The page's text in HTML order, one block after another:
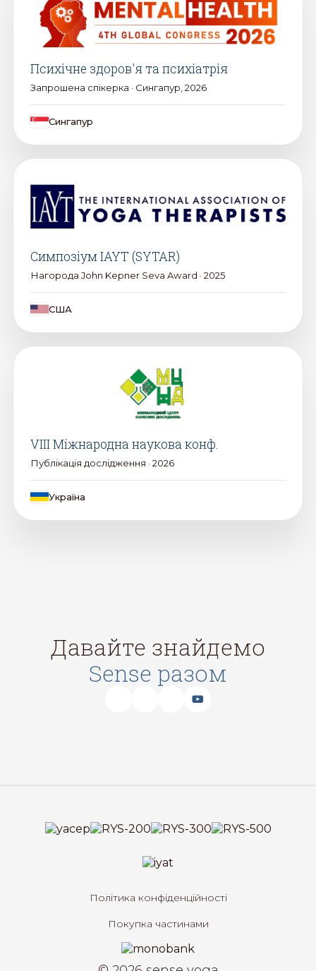
Психічне здоров'я та психіатрія
Запрошена спікерка · Сингапур, 2026
Сингапур
Симпозіум IAYT (SYTAR)
Нагорода John Kepner Seva Award · 2025
США
VIII Міжнародна наукова конф.
Публікація дослідження · 2026
Україна
Давайте знайдемо
Sense разом
Політика конфіденційності
Покупка частинами